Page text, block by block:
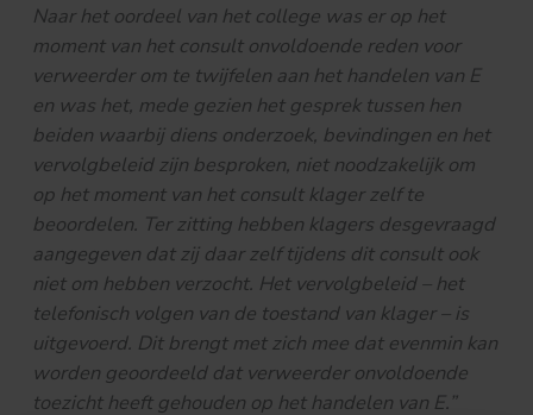
Naar het oordeel van het college was er op het
moment van het consult onvoldoende reden voor
verweerder om te twijfelen aan het handelen van E
en was het, mede gezien het gesprek tussen hen
beiden waarbij diens onderzoek, bevindingen en het
vervolgbeleid zijn besproken, niet noodzakelijk om
op het moment van het consult klager zelf te
beoordelen. Ter zitting hebben klagers desgevraagd
aangegeven dat zij daar zelf tijdens dit consult ook
niet om hebben verzocht. Het vervolgbeleid – het
telefonisch volgen van de toestand van klager – is
uitgevoerd. Dit brengt met zich mee dat evenmin kan
worden geoordeeld dat verweerder onvoldoende
toezicht heeft gehouden op het handelen van E.”